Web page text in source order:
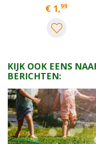
€ 1,99
KIJK OOK EENS
BERICHTEN: